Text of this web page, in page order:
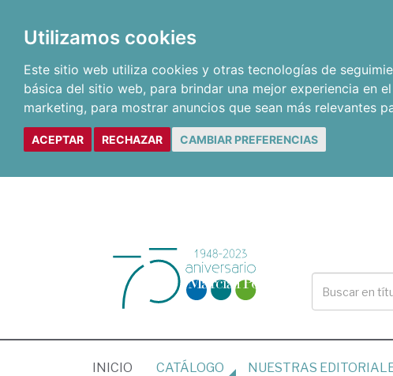
Utilizamos cookies
Este sitio web utiliza cookies y otras tecnologías de
básica del sitio web, para brindar una mejor experiencia en
marketing, para mostrar anuncios que sean más relevantes
ACEPTAR RECHAZAR CAMBIAR PREFERENCIAS
INICIO (CURRENT)
CATÁLOGO NUESTRAS